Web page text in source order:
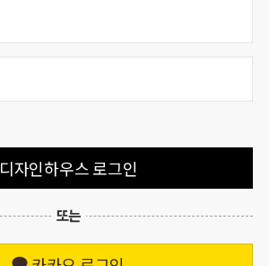
디자인하우스 로그인
또는